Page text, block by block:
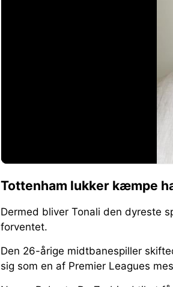
Tottenham lukker kæmpe
Dermed bliver Tonali den dyreste
forventet.
Den 26-årige midtbanespiller
sig som en af Premier Leagues